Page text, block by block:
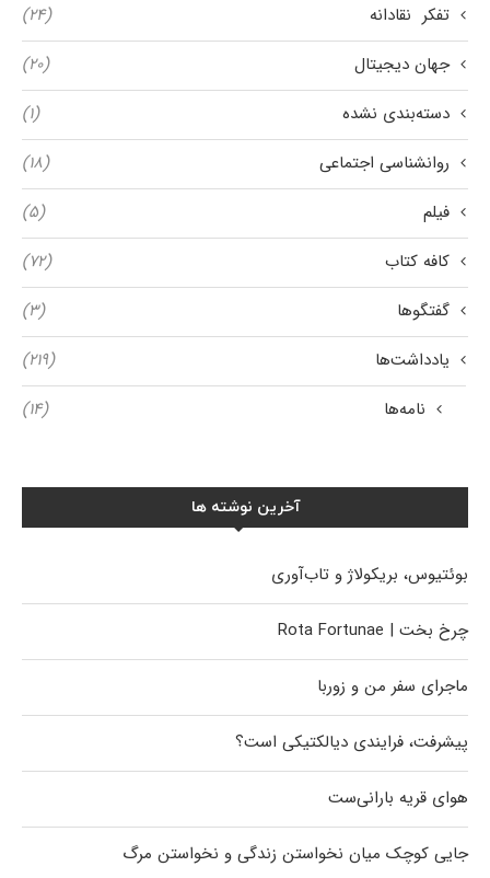
تفکر نقادانه
(۲۴)
جهان دیجیتال
(۲۰)
دسته‌بندی نشده
(۱)
روانشناسی اجتماعی
(۱۸)
فیلم
(۵)
کافه کتاب
(۷۲)
گفتگوها
(۳)
یادداشت‌ها
(۲۱۹)
نامه‌ها
(۱۴)
آخرین نوشته ها
بوئتیوس، بریکولاژ و تاب‌آوری
چرخ بخت | Rota Fortunae
ماجرای سفر من و زوربا
پیشرفت، فرایندی دیالکتیکی است؟
هوای قریه بارانی‌ست
جایی کوچک میان نخواستن زندگی و نخواستن مرگ